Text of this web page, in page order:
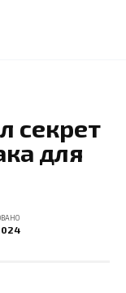
секрет
для